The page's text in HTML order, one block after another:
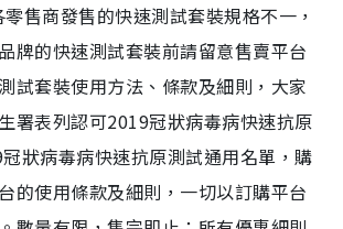
售商發售的快速測試套裝規格不一，
牌的快速測試套裝前請留意售賣平台
試套裝使用方法、條款及細則，大家
署表列認可2019冠狀病毒病快速抗原
狀病毒病快速抗原測試通用名單，購
的使用條款及細則，一切以訂購平台